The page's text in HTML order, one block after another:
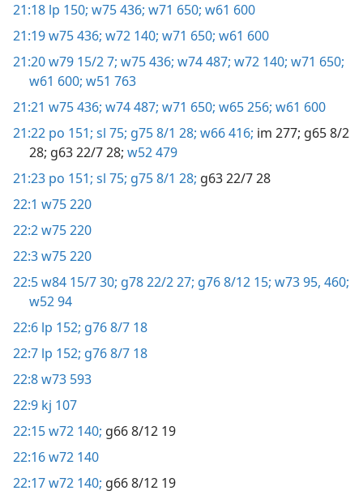
21:18 lp 150; w75 436; w71 650; w61 600
21:19w75 436; w72 140; w71 650; w61 600
21:20w79 15/2 7; w75 436; w74 487; w72 140; w71 650;
w61 600; w51 763
21:21 w75 436; w74 487; w71 650; w65 256; w61 600
21:22 po 151; sl 75; g75 8/1 28; w66 416; im 277; g65 8/2
28; g63 22/7 28; w52 479
21:23 po 151; sl 75; g75 8/1 28; g63 22/7 28
22:1 w75 220
22:2w75 220
22:3w75 220
22:5w84 15/7 30; g78 22/2 27; g76 8/12 15; w73 95, 460;
w52 94
22:6 lp 152; g76 8/7 18
22:7 lp 152; g76 8/7 18
22:8w73 593
22:9 kj 107
22:15w72 140; g66 8/12 19
22:16w72 140
22:17w72 140; g66 8/12 19